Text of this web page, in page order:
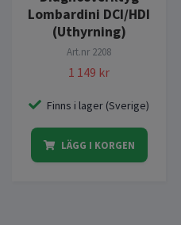
Lombardini DCI/HDI
(Uthyrning)
Art.nr 2208
1 149 kr
Finns i lager (Sverige)
LÄGG I KORGEN